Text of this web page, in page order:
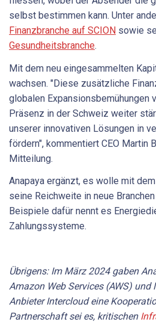
selbst bestimmen kann. Unter
Finanzbranche auf SCION sowie
Gesundheitsbranche.
Mit dem neu eingesammelten
wachsen. "Diese zusätzliche
globalen Expansionsbemühungen
Präsenz in der Schweiz weiter
unserer innovativen Lösungen in
fördern", kommentiert CEO Martin
Mitteilung.
Anapaya ergänzt, es wolle mit
seine Reichweite in neue
Beispiele dafür nennt es
Zahlungssysteme.
Übrigens: Im März 2024 gaben
Amazon Web Services (AWS) und
Anbieter Intercloud eine
Partnerschaft sei es, kritischen